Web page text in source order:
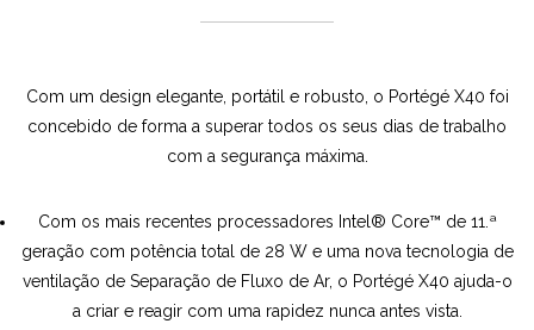
Com um design elegante, portátil e robusto, o Portégé X40 foi
concebido de forma a superar todos os seus dias de trabalho
com a segurança máxima.
Com os mais recentes processadores Intel® Core™ de 11.ª
geração com potência total de 28 W e uma nova tecnologia de
ventilação de Separação de Fluxo de Ar, o Portégé X40 ajuda-o
a criar e reagir com uma rapidez nunca antes vista.